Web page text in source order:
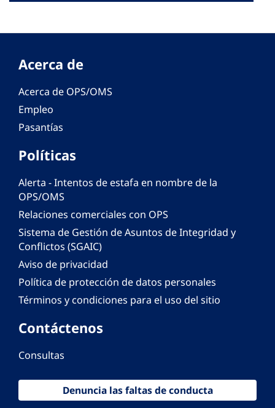
Acerca de
Acerca de OPS/OMS
Empleo
Pasantías
Políticas
Alerta - Intentos de estafa en nombre de la
OPS/OMS
Relaciones comerciales con OPS
Sistema de Gestión de Asuntos de Integridad y
Conflictos (SGAIC)
Aviso de privacidad
Política de protección de datos personales
Términos y condiciones para el uso del sitio
Contáctenos
Consultas
Denuncia las faltas de conducta